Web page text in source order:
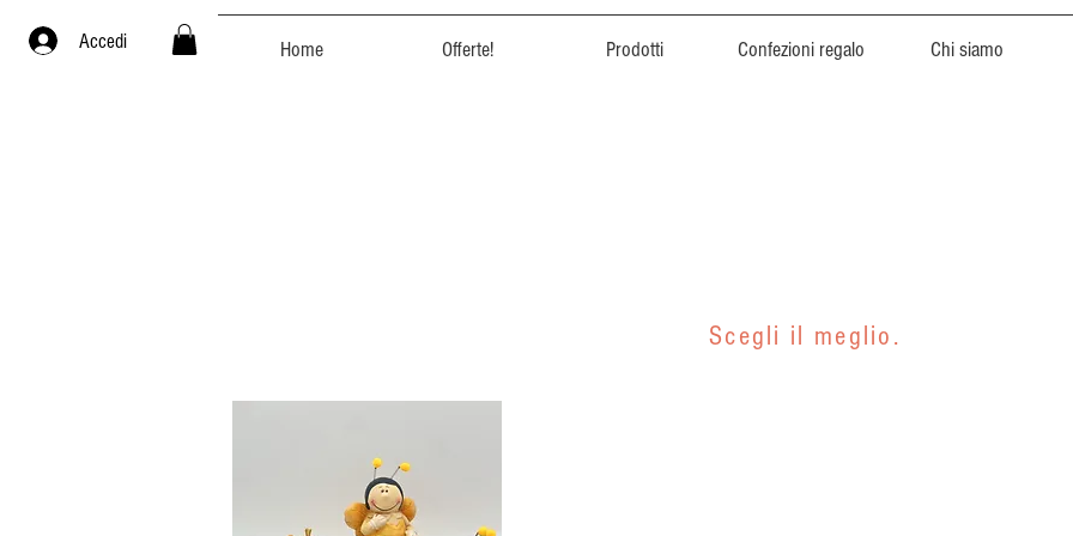
Accedi Home Offerte! Prodotti Confezioni regalo Chi siamo
Scegli il meglio.